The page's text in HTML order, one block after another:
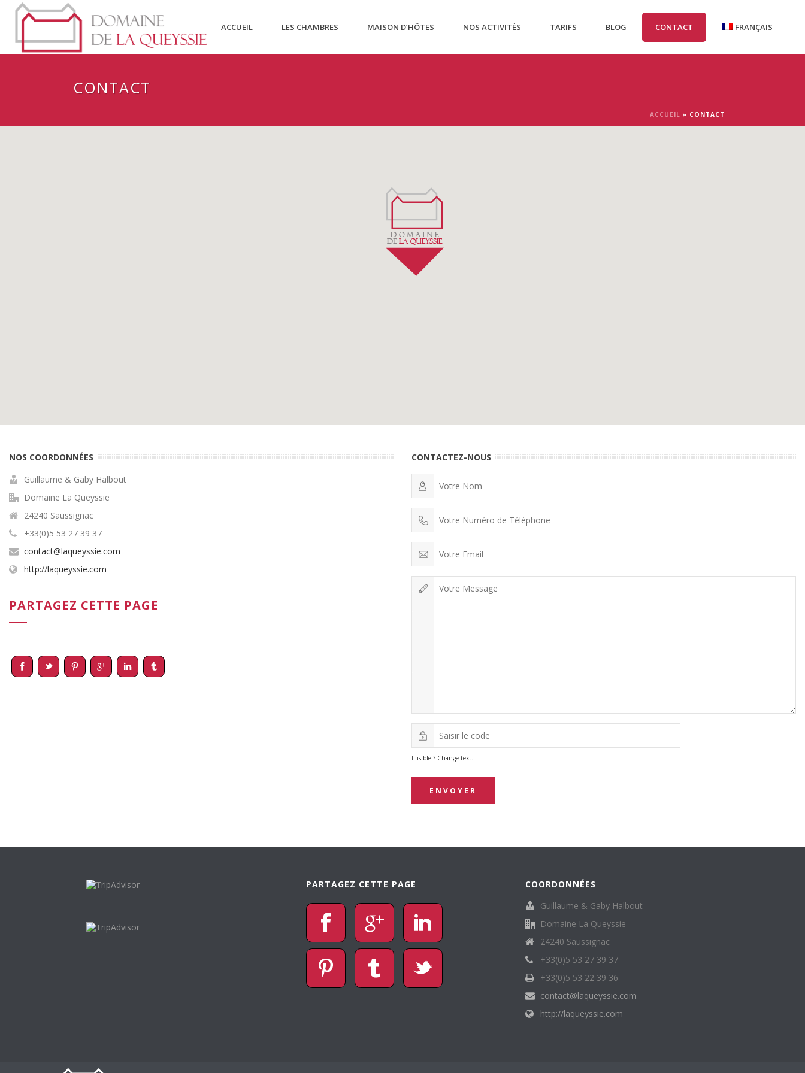
ACCUEIL LES CHAMBRES MAISON D’HÔTES NOS ACTIVITÉS TARIFS BLOG CONTACT FRANÇAIS
CONTACT
ACCUEIL » CONTACT
NOS COORDONNÉES
Guillaume & Gaby Halbout
Domaine La Queyssie
24240 Saussignac
+33(0)5 53 27 39 37
contact@laqueyssie.com
http://laqueyssie.com
PARTAGEZ CETTE PAGE
CONTACTEZ-NOUS
Illisible ? Change text.
ENVOYER
PARTAGEZ CETTE PAGE
COORDONNÉES
Guillaume & Gaby Halbout
Domaine La Queyssie
24240 Saussignac
+33(0)5 53 27 39 37
+33(0)5 53 22 39 36
contact@laqueyssie.com
http://laqueyssie.com